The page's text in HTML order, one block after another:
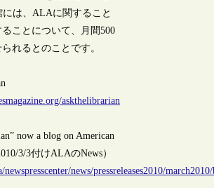
は、ALAに関すること
ことについて、月間500
れるとのことです。
askthelibrarian
now a blog on American
3/3付けALAのNews）
news/pressreleases2010/